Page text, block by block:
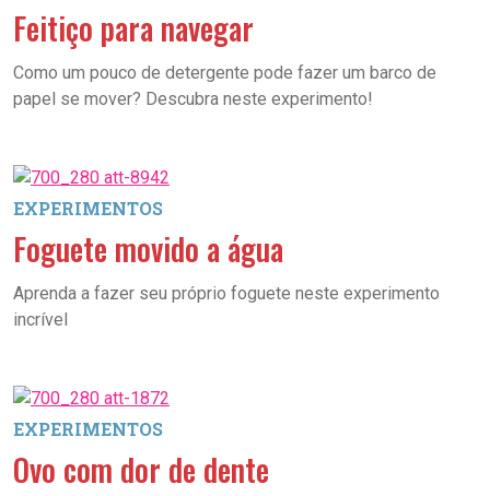
Feitiço para navegar
Como um pouco de detergente pode fazer um barco de
papel se mover? Descubra neste experimento!
EXPERIMENTOS
Foguete movido a água
Aprenda a fazer seu próprio foguete neste experimento
incrível
EXPERIMENTOS
Ovo com dor de dente